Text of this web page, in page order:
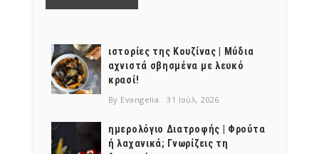
ιστορίες της Κουζίνας | Μύδια
αχνιστά σβησμένα με λευκό
κρασί!
By Evangelia 31 Ιούλ, 2026
ημερολόγιο Διατροφής | Φρούτα
ή λαχανικά; Γνωρίζεις τη